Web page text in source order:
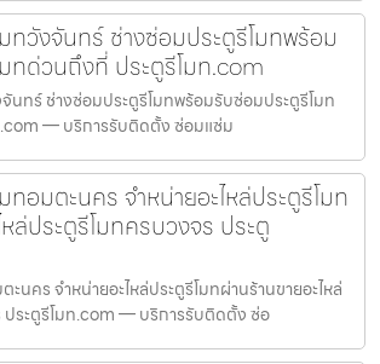
ทวังจันทร์ ช่างซ่อมประตูรีโมทพร้อม
ทด่วนถึงที่ ประตูรีโมท.com
นทร์ ช่างซ่อมประตูรีโมทพร้อมรับซ่อมประตูรีโมท
— บริการรับติดตั้ง ซ่อมแซ่ม
ทอมตะนคร จำหน่ายอะไหล่ประตูรีโมท
ล่ประตูรีโมทครบวงจร ประตู
นคร จำหน่ายอะไหล่ประตูรีโมทผ่านร้านขายอะไหล่
ประตูรีโมท.com — บริการรับติดตั้ง ซ่อ